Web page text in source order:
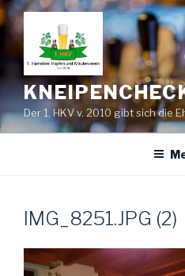
Zum
Inhalt
springen
Der 1. HKV v. 2010 gibt sich die
IMG_8251.JPG (2)